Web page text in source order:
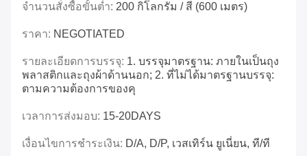
จำนวนสั่งซื้อขั้นต่ำ: 200 กิโลกรัม / สี (600 เมตร)
ราคา: NEGOTIATED
รายละเอียดการบรรจุ: 1. บรรจุมาตรฐาน: ภายในเป็นถุง
พลาสติกและถุงผ้าด้านนอก; 2. ที่ไม่ได้มาตรฐานบรรจุ:
ตามความต้องการของคุ
เวลาการส่งมอบ: 15-20DAYS
เงื่อนไขการชำระเงิน: D/A, D/P, เวสเทิร์น ยูเนี่ยน, ที/ที